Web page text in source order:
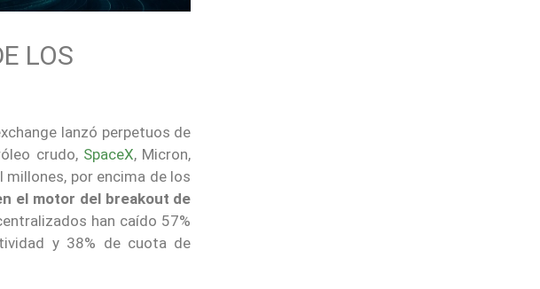
LOS
lanzó perpetuos de
crudo, SpaceX, Micron,
por encima de los
el motor del breakout de
han caído 57%
y 38% de cuota de